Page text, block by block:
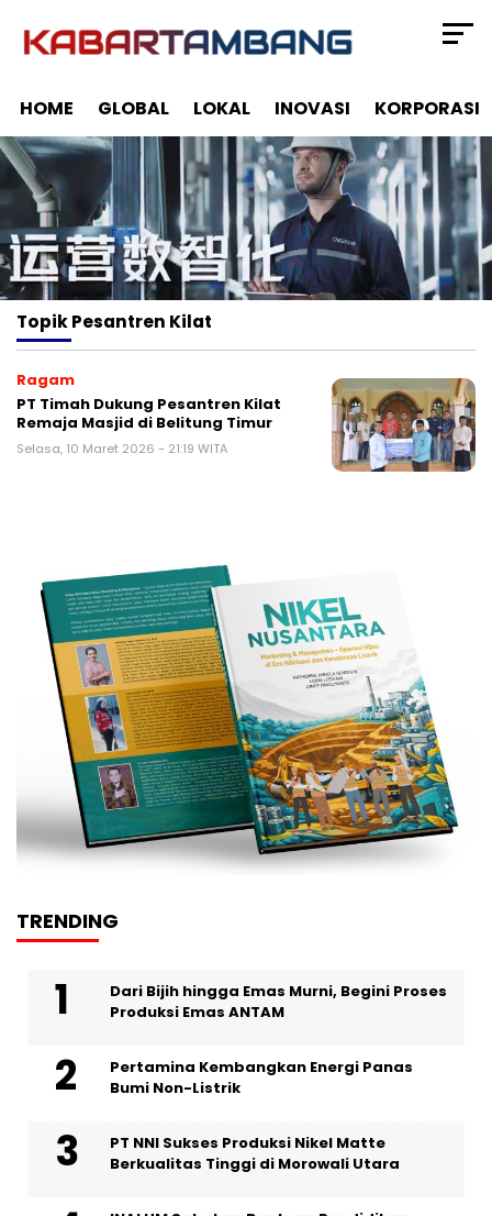
HOME GLOBAL LOKAL INOVASI KORPORASI
TopikPesantren Kilat
Ragam
PT Timah Dukung Pesantren Kilat
Remaja Masjid di Belitung Timur
Selasa, 10 Maret 2026 - 21:19 WITA
TRENDING
Dari Bijih hingga Emas Murni, Begini Proses
Produksi Emas ANTAM
Pertamina Kembangkan Energi Panas
Bumi Non-Listrik
PT NNI Sukses Produksi Nikel Matte
Berkualitas Tinggi di Morowali Utara